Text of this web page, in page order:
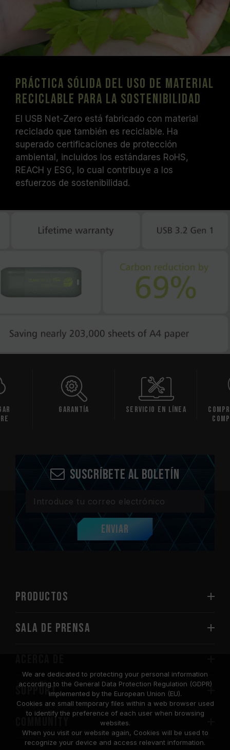
Práctica sólida del uso de material
reciclable para la sostenibilidad
El USB Net-Zero está fabricado con material
reciclado que también es reciclable. Ha
superado certificaciones de protección
ambiental, incluidos los estándares RoHS,
REACH y ESG, lo cual contribuye a los
esfuerzos de sostenibilidad.
Garantía Servicio en línea
Suscríbete al boletín
Enviar
PRODUCTOS
Sala de prensa
SUPPORT
COMMUNITY
We are dedicated to protecting your personal information
according to the General Data Protection Regulation (GDPR)
implemented by the European Union (EU).
Cookies are small temporary files within a web browser used
to identify the preference of each user when browsing
websites.
When you visit our website again, Cookies will be used to
recognize your device and access relevant information.